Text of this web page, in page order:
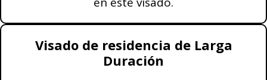
Visado de residencia de Larga
Duración